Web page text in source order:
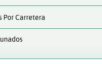
Por Carretera